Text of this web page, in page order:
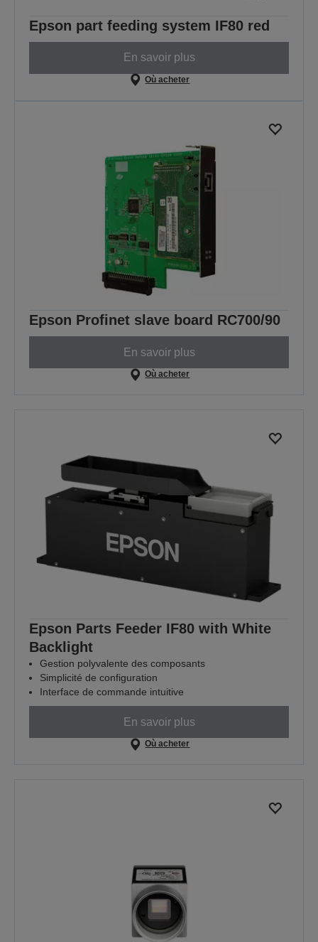
Epson part feeding system IF80 red
En savoir plus
Où acheter
Epson Profinet slave board RC700/90
En savoir plus
Où acheter
Epson Parts Feeder IF80 with White
Backlight
Gestion polyvalente des composants
Simplicité de configuration
Interface de commande intuitive
En savoir plus
Où acheter